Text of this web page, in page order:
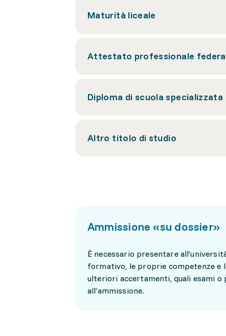
Maturità liceale
Attestato professionale
Diploma di scuola specializzata
Altro titolo di studio
Ammissione «su dossier»
È necessario presentare
formativo, le proprie competenze e
ulteriori accertamenti, quali esami o
all’ammissione.